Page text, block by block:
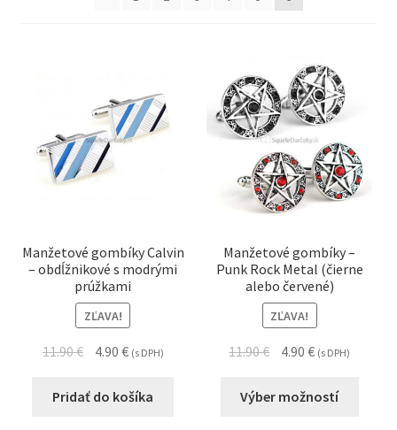
Dôležité informácie
menu
Obchodné podmienky
Manžetové gombíky Calvin
– obdĺžnikové s modrými
prúžkami
ZĽAVA!
11.90€ 4.90 € (s DPH)
Pridať do košíka
Manžetové gombíky –
Punk Rock Metal (čierne
alebo červené)
ZĽAVA!
11.90€ 4.90€ (s DPH)
Výber možností